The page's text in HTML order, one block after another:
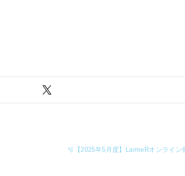
🫧【2025年5月度】LarmeRオンライン